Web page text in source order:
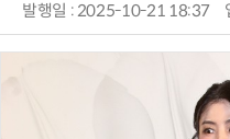
발행일 : 2025-10-21 18:37